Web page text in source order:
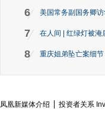
6 美国常务副国务卿
7 在人间 | 红绿灯被淹
8 重庆姐弟坠亡案细
凤凰新媒体介绍 投资者关系